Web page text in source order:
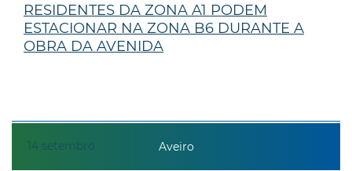
14 setembro
RESIDENTES DA ZONA A1 PODEM
ESTACIONAR NA ZONA B6 DURANTE A
OBRA DA AVENIDA
Aveiro